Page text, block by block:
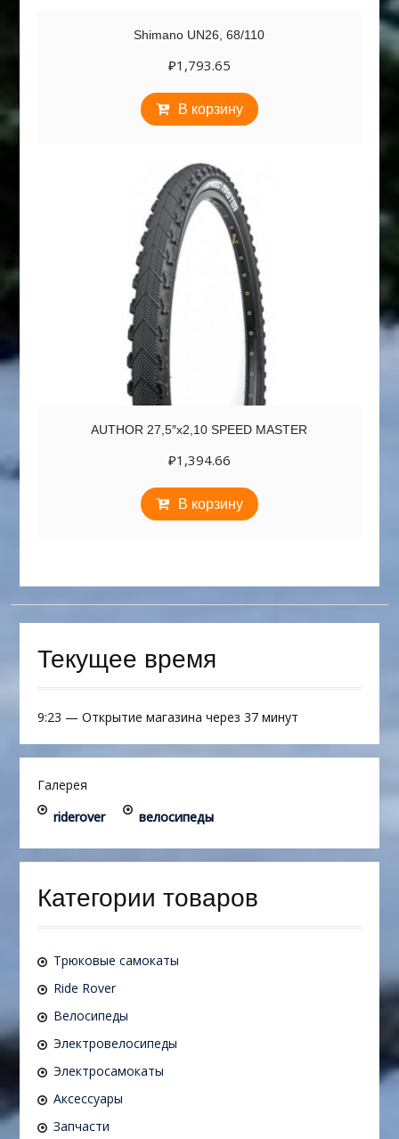
Shimano UN26, 68/110
₽1,793.65
В корзину
AUTHOR 27,5″х2,10 SPEED MASTER
₽1,394.66
В корзину
Текущее время
9:23 — Открытие магазина через 37 минут
Галерея
riderover
велосипеды
Категории товаров
Трюковые самокаты
Ride Rover
Велосипеды
Электровелосипеды
Электросамокаты
Аксессуары
Запчасти